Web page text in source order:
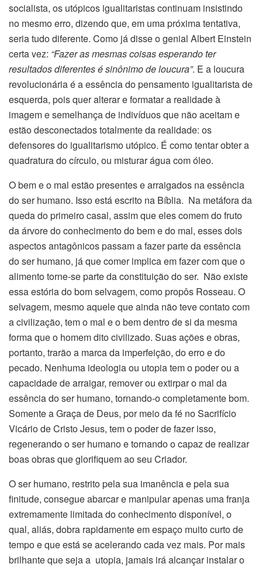
socialista, os utópicos igualitaristas continuam insistindo
no mesmo erro, dizendo que, em uma próxima tentativa,
seria tudo diferente. Como já disse o genial Albert Einstein
certa vez: “Fazer as mesmas coisas esperando ter
resultados diferentes é sinônimo de loucura”. E a loucura
revolucionária é a essência do pensamento igualitarista de
esquerda, pois quer alterar e formatar a realidade à
imagem e semelhança de indivíduos que não aceitam e
estão desconectados totalmente da realidade: os
defensores do igualitarismo utópico. É como tentar obter a
quadratura do círculo, ou misturar água com óleo.
O bem e o mal estão presentes e arraigados na essência
do ser humano. Isso está escrito na Bíblia. Na metáfora da
queda do primeiro casal, assim que eles comem do fruto
da árvore do conhecimento do bem e do mal, esses dois
aspectos antagônicos passam a fazer parte da essência
do ser humano, já que comer implica em fazer com que o
alimento torne-se parte da constituição do ser. Não existe
essa estória do bom selvagem, como propôs Rosseau. O
selvagem, mesmo aquele que ainda não teve contato com
a civilização, tem o mal e o bem dentro de si da mesma
forma que o homem dito civilizado. Suas ações e obras,
portanto, trarão a marca da imperfeição, do erro e do
pecado. Nenhuma ideologia ou utopia tem o poder ou a
capacidade de arraigar, remover ou extirpar o mal da
essência do ser humano, tornando-o completamente bom.
Somente a Graça de Deus, por meio da fé no Sacrifício
Vicário de Cristo Jesus, tem o poder de fazer isso,
regenerando o ser humano e tornando o capaz de realizar
boas obras que glorifiquem ao seu Criador.
O ser humano, restrito pela sua imanência e pela sua
finitude, consegue abarcar e manipular apenas uma franja
extremamente limitada do conhecimento disponível, o
qual, aliás, dobra rapidamente em espaço muito curto de
tempo e que está se acelerando cada vez mais. Por mais
brilhante que seja a utopia, jamais irá alcançar instalar o